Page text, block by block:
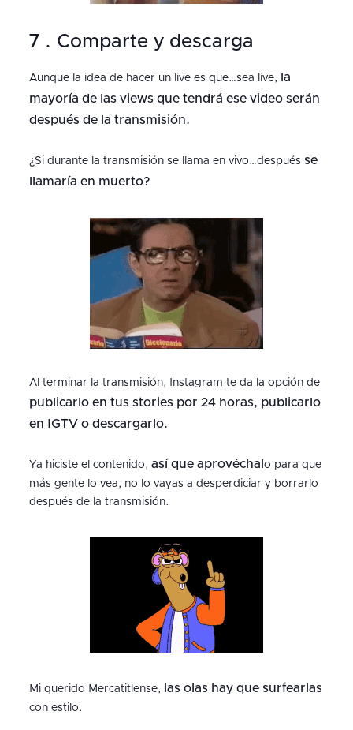
7 . Comparte y descarga
Aunque la idea de hacer un live es que…sea live,
la
mayoría de las views que tendrá ese video serán
después de la transmisión.
¿Si durante la transmisión se llama en vivo…después se
llamaría en muerto?
Al terminar la transmisión, Instagram te da la opción de
publicarlo en tus stories por 24 horas, publicarlo
en IGTV o descargarlo.
Ya hiciste el contenido, así que aprovéchal o para que
más gente lo vea, no lo vayas a desperdiciar y borrarlo
después de la transmisión.
Mi querido Mercatitlense, las olas hay que surfearlas
con estilo.